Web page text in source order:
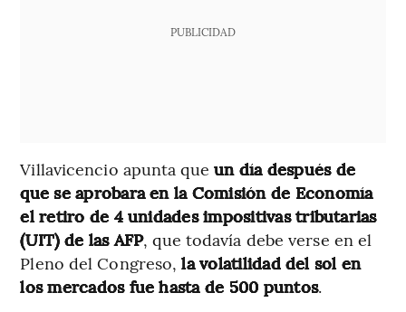
PUBLICIDAD
Villavicencio apunta que un día después de
que se aprobara en la Comisión de Economía
el retiro de 4 unidades impositivas tributarias
(UIT) de las AFP, que todavía debe verse en el
Pleno del Congreso,la volatilidad del sol en
los mercados fue hasta de 500 puntos.